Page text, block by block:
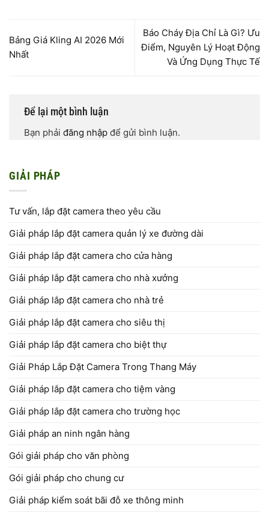
Bảng Giá Kling AI 2026 Mới
Nhất
Báo Cháy Địa Chỉ Là Gì? Ưu
Điểm, Nguyên Lý Hoạt Động
Và Ứng Dụng Thực Tế
Để lại một bình luận
Bạn phải đăng nhập để gửi bình luận.
GIẢI PHÁP
Tư vấn, lắp đặt camera theo yêu cầu
Giải pháp lắp đặt camera quản lý xe đường dài
Giải pháp lắp đặt camera cho cửa hàng
Giải pháp lắp đặt camera cho nhà xưởng
Giải pháp lắp đặt camera cho nhà trẻ
Giải pháp lắp đặt camera cho siêu thị
Giải pháp lắp đặt camera cho biệt thự
Giải Pháp Lắp Đặt Camera Trong Thang Máy
Giải pháp lắp đặt camera cho tiệm vàng
Giải pháp lắp đặt camera cho trường học
Giải pháp an ninh ngân hàng
Gói giải pháp cho văn phòng
Gói giải pháp cho chung cư
Giải pháp kiểm soát bãi đỗ xe thông minh